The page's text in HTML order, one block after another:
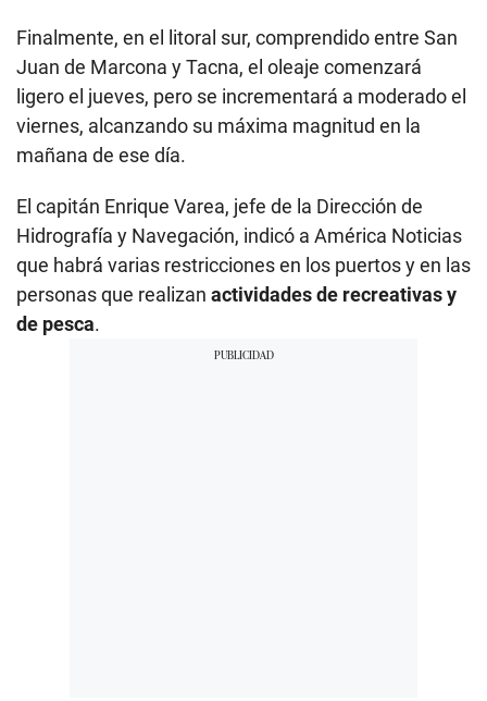
Finalmente, en el litoral sur, comprendido entre San
Juan de Marcona y Tacna, el oleaje comenzará
ligero el jueves, pero se incrementará a moderado el
viernes, alcanzando su máxima magnitud en la
mañana de ese día.
El capitán Enrique Varea, jefe de la Dirección de
Hidrografía y Navegación, indicó a América Noticias
que habrá varias restricciones en los puertos y en las
personas que realizan actividades de recreativas y
de pesca.